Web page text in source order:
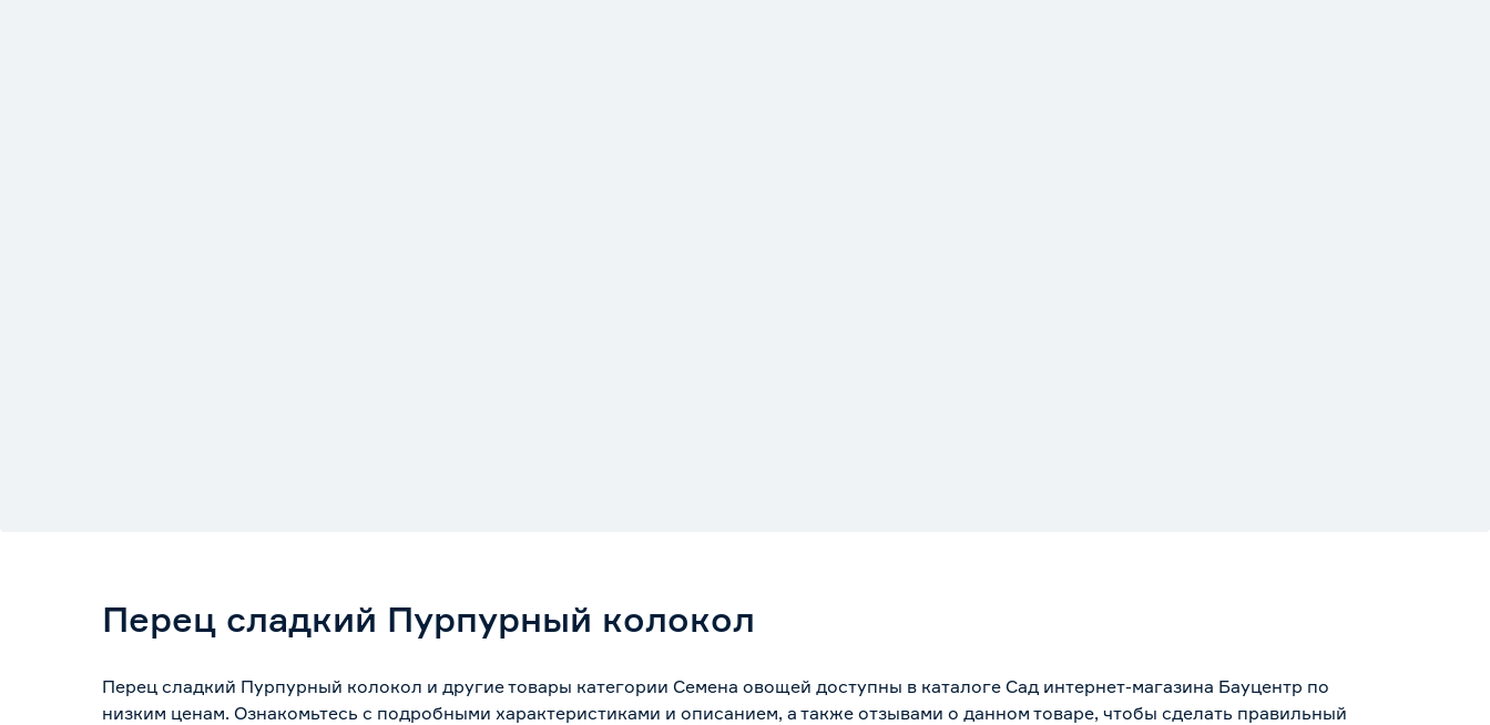
Перец сладкий Пурпурный колокол
Перец сладкий Пурпурный колокол и другие товары категории Семена овощей доступны в каталоге Сад интернет-магазина Бауцентр по
низким ценам. Ознакомьтесь с подробными характеристиками и описанием, а также отзывами о данном товаре, чтобы сделать правильный